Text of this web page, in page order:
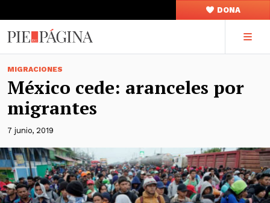
DONA
MIGRACIONES
México cede: aranceles por
migrantes
7 junio, 2019